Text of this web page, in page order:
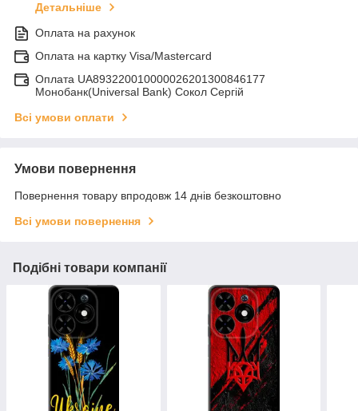
Детальніше
Оплата на рахунок
Оплата на картку Visa/Mastercard
Оплата UA893220010000026201300846177
Монобанк(Universal Bank) Сокол Сергій
Всі умови оплати
Умови повернення
Повернення товару впродовж 14 днів безкоштовно
Всі умови повернення
Подібні товари компанії